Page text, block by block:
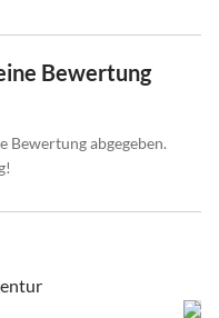
Bewertung
Bewertung abgegeben.